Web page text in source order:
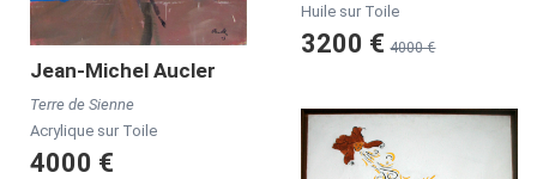
Jean-MichelAucler
Terre de Sienne
Acrylique sur Toile
4000 €
Huile sur Toile
3200 € 4000 €